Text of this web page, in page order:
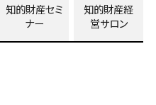
知的財産セミ
ナー
知的財産経
営サロン